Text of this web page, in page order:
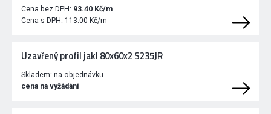
Cena bez DPH: 93.40 Kč/m
Cena s DPH: 113.00 Kč/m
Uzavřený profil jakl 80x60x2 S235JR
Skladem: na objednávku
cena na vyžádání